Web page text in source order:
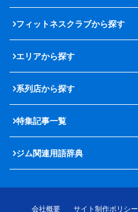
フィットネスクラブから探す
エリアから探す
系列店から探す
特集記事一覧
ジム関連用語辞典
会社概要 サイト制作ポリシー